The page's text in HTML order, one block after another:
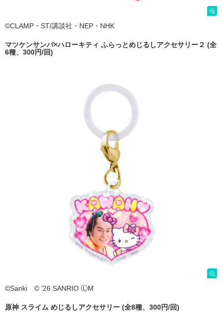
©CLAMP・ST/講談社・NEP・NHK
マツケンサンバ×ハローキティ ふらっとめじるしアクセサリー２ (全
6種、300円/回)
©Sanki © ’26 SANRIO ⓁM
原神 スライム めじるしアクセサリー (全8種、300円/回)